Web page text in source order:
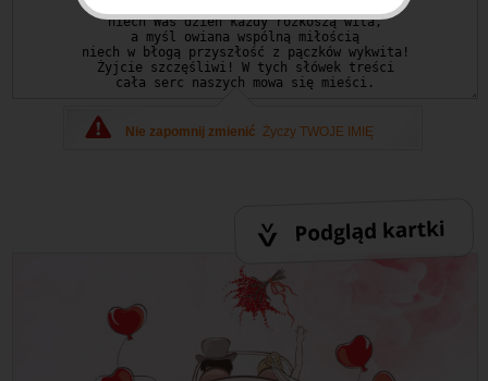
Nie zapomnij zmienić Życzy TWOJE IMIĘ